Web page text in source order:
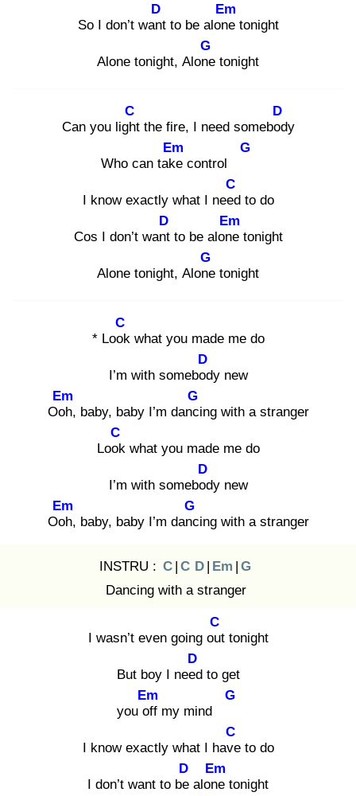
So I don’t want
D
to be alone
Em
tonight
Alone tonight, Alone
G
tonight
Can you light
C
the fire, I need somebod
D
y
Who can take
Em
control
G
I know exactly what I need
C
to do
Cos I don’t want
D
to be alone
Em
tonight
Alone tonight, Alone
G
tonight
* Look
C
what you made me do
I’m with somebod
D
y new
Ooh
Em
, baby, baby I’m danci
G
ng with a stranger
Look
C
what you made me do
I’m with somebod
D
y new
Ooh
Em
, baby, baby I’m danc
G
ing with a stranger
INSTRU : C | C D | Em | G
Dancing with a stranger
I wasn’t even going out
C
tonight
But boy I need
D
to get
you off
Em
my mind
G
I know exactly what I have
C
to do
I don’t want to be
D
alone
Em
tonight